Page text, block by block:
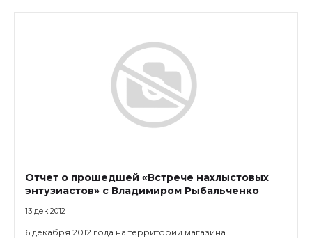
Отчет о прошедшей «Встрече нахлыстовых
энтузиастов» с Владимиром Рыбальченко
13 дек 2012
6 декабря 2012 года на территории магазина